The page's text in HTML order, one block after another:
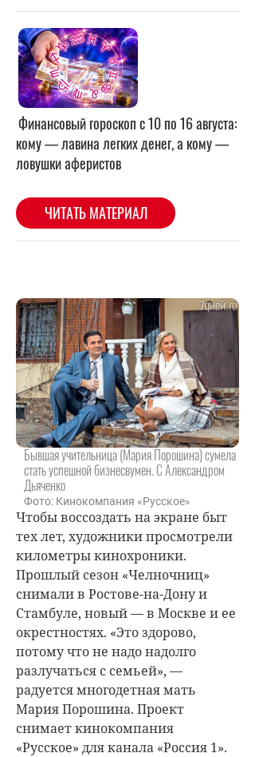
Бывшая учительница (Мария Порошина) сумела
стать успешной бизнесвумен. С Александром
Дьяченко
Фото: Кинокомпания «Русское»
Чтобы воссоздать на экране быт
тех лет, художники просмотрели
километры кинохроники.
Прошлый сезон «Челночниц»
снимали в Ростове-на-Дону и
Стамбуле, новый — в Москве и ее
окрестностях. «Это здорово,
потому что не надо надолго
разлучаться с семьей», —
радуется многодетная мать
Мария Порошина. Проект
снимает кинокомпания
«Русское» для канала «Россия 1».